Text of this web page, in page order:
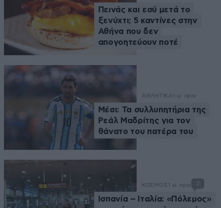
Πεινάς και εσύ μετά το
ξενύχτι; 5 καντίνες στην
Αθήνα που δεν
απογοητεύουν ποτέ
ΑΘΛΗΤΙΚΑ 1 ω. πριν
Μέσι: Τα συλλυπητήρια της
Ρεάλ Μαδρίτης για τον
θάνατο του πατέρα του
ΚΟΣΜΟΣ 1 ω. πριν 2
Ισπανία – Ιταλία: «Πόλεμος»